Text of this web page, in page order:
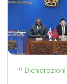
In Dichiarazioni